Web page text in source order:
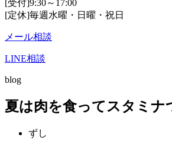
[受付]9:30～17:00
[定休]毎週水曜・日曜・祝日
メール相談
LINE相談
blog
夏は肉を食ってスタミナ
ずし